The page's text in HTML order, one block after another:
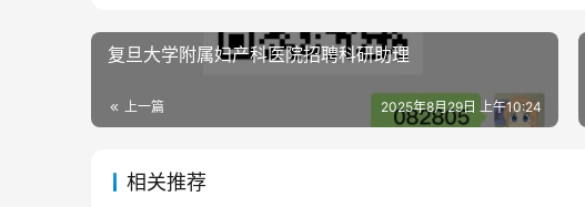
复旦大学附属妇产科医院招聘科研助理
上一篇 2025年8月29日 上午10:24
相关推荐